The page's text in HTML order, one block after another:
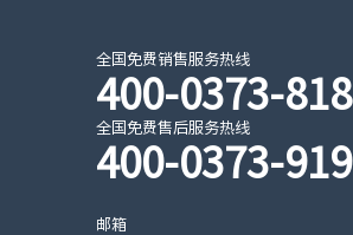
全国免费销售服务热线
400-0373-818
全国免费售后服务热线
400-0373-919
邮箱